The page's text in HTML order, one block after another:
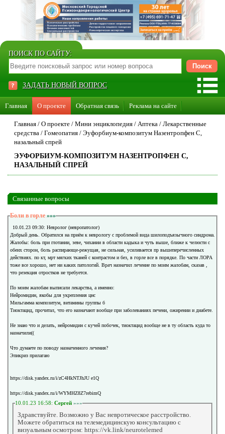
ПОИСК ПО САЙТУ:
ЗАДАТЬ НОВЫЙ ВОПРОС
Главная О проекте Обратная связь Реклама на сайте
Стать консультантом нашего сайта
Суперакция «Каждому врачу свой сайт»
Главная / О проекте / Мини энциклопедия / Аптека / Лекарственные
средства / Гомеопатия / Эуфорбиум-композитум Назентропфен С,
назальный спрей
ЭУФОРБИУМ-КОМПОЗИТУМ НАЗЕНТРОПФЕН С,
НАЗАЛЬНЫЙ СПРЕЙ
Связанные вопросы
Боли в горле »»»
10.01.23 09:30: Невролог (невропатолог)
Добрый день. Обратился на приём к неврологу с проблемой вида шилоподъязычного синдрома.
Жалобы: боль при глотании, зеве, чихании в области кадыка и чуть выше, ближе к челюсти с
обеих сторон, боль распирающе-режущая, не сильная, усиливается пр вышеперечисленных
действиях. по кт, мрт мягких тканей с контрастом и без, в горле все в порядке. По части ЛОРА
тоже все хорошо, нет ни каких патологий. Врач назначил лечение по моим жалобам, сказав ,
что резекция отростков не требуется.
По моим жалобам выписали лекарства, а именно:
Нейромидин, якобы для укрепления цнс
Мильгамма композитум, витамины группы б
Тиоктацид, прочитал, что его назначают вообще при заболеваниях печени, ожирении и диабете.
Не знаю что и делать, нейромидин с кучей побочек, тиоктацид вообще не в ту область куда то
назначили((
Что думаете по поводу назначенного лечения?
Эпикриз прилагаю
https://disk.yandex.ru/i/zC4HkNTJhJU e1Q
https://disk.yandex.ru/i/WYMHZ8Z7rebimQ
10.01.23 16:58: Сергей »»»
Здравствуйте. Возможно у Вас невротическое расстройство.
Можете обратиться на телемедицинскую консультацию с
визуальным осмотром: https://vk.link/neurotelemed